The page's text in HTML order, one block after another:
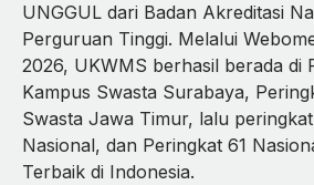
UNGGUL dari Badan Akreditasi
Perguruan Tinggi. Melalui
2026, UKWMS berhasil berada di
Kampus Swasta Surabaya,
Swasta Jawa Timur, lalu
Nasional, dan Peringkat 61
Terbaik di Indonesia.